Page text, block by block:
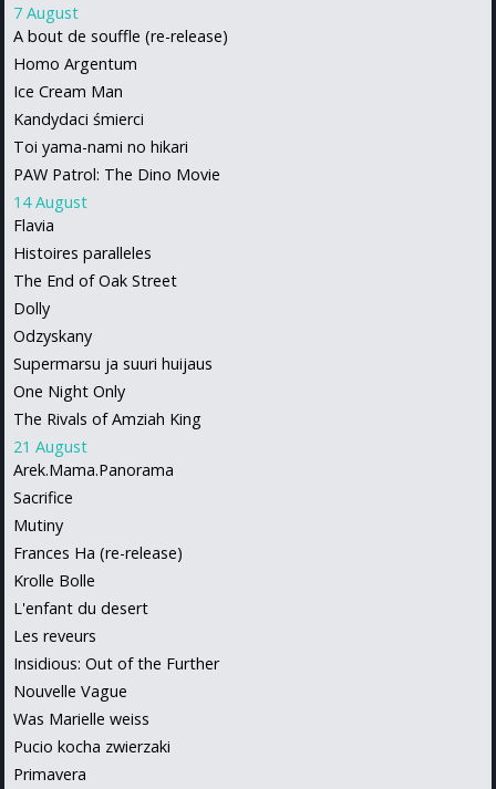
7 August
A bout de souffle (re-release)
Homo Argentum
Ice Cream Man
Kandydaci śmierci
Toi yama-nami no hikari
PAW Patrol: The Dino Movie
14 August
Flavia
Histoires paralleles
The End of Oak Street
Dolly
Odzyskany
Supermarsu ja suuri huijaus
One Night Only
The Rivals of Amziah King
21 August
Arek.Mama.Panorama
Sacrifice
Mutiny
Frances Ha (re-release)
Krolle Bolle
L'enfant du desert
Les reveurs
Insidious: Out of the Further
Nouvelle Vague
Was Marielle weiss
Pucio kocha zwierzaki
Primavera